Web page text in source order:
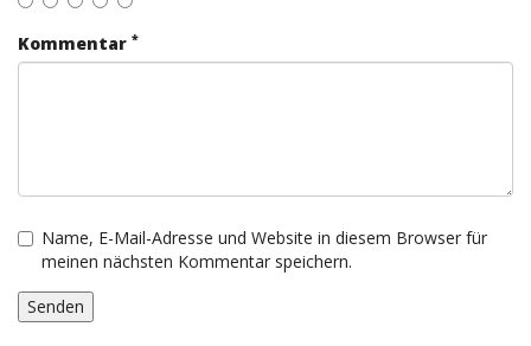
Kommentar *
Name, E-Mail-Adresse und Website in diesem Browser für
meinen nächsten Kommentar speichern.